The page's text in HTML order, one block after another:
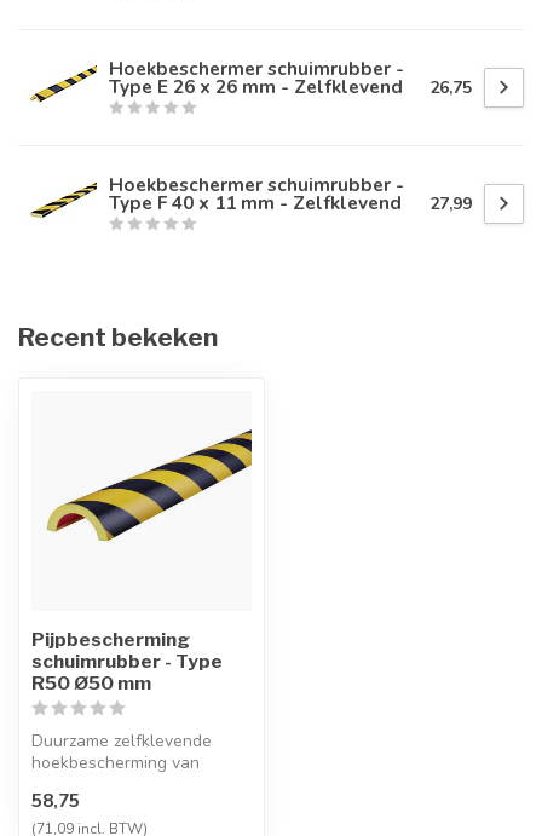
Hoekbeschermer schuimrubber -
Type E 26 x 26 mm - Zelfklevend 26,75
Hoekbeschermer schuimrubber -
Type F 40 x 11 mm - Zelfklevend 27,99
Recent bekeken
Pijpbescherming
schuimrubber - Type
R50 Ø50 mm
Duurzame zelfklevende
hoekbescherming van
slijtbestendig en ...
58,75
(71,09 incl. BTW)